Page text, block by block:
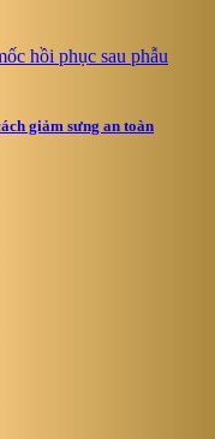
giảm sưng an toàn